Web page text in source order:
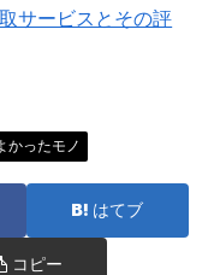
サービスとその評
かったモノ
はてブ
コピー